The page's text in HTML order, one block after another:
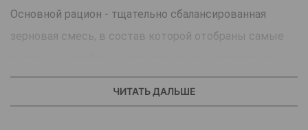
Основной рацион - тщательно сбалансированная
зерновая смесь, в состав которой отобраны самые
другими видами средних попугаев зерна и семена.
Их разнообразие обеспечит птицу всеми
ЧИТАТЬ ДАЛЬШЕ